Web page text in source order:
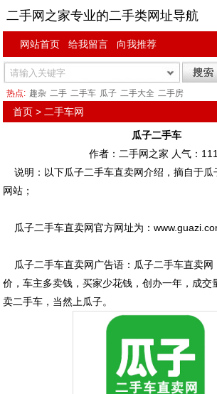
二手网之家专业的二手类网址导航
网站首页 给我留言 向我推荐
热点: 趣杂 二手 二手车 瓜子 二手大全 二手房
首页 > 二手车网
瓜子二手车
作者：二手网之家 人气：
说明：以下瓜子二手车直卖网介绍，摘自于瓜
网站；
瓜子二手车直卖网官方网址为：
瓜子二手车直卖网广告语：瓜子二手车直卖网
价，车主多卖钱，买家少花钱，创办一年，成交
卖二手车，当然上瓜子。